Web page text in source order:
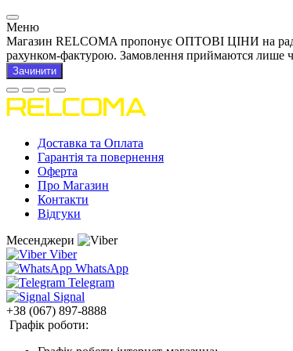
Меню
Магазин RELCOMA пропонує ОПТОВІ ЦІНИ на
рахунком-фактурою. Замовлення приймаются лише
Зачинити
Доставка та Оплата
Гарантія та повернення
Оферта
Про Магазин
Контакти
Відгуки
Месенджери
Viber
WhatsApp
Telegram
Signal
+38 (067) 897-8888
Графік роботи: